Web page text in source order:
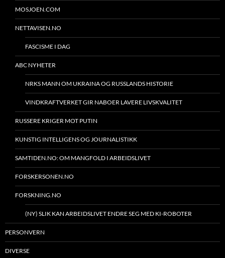
MOSJOEN.COM
NETTAVISEN.NO
FASCISME I DAG
ABC NYHETER
NRKS MANN OM UKRAINA OG RUSSLANDS HISTORIE
VINDKRAFTVERKET GIR NABOER LAVERE LIVSKVALITET
RUSSERE KRIGER MOT PUTIN
KUNSTIG INTELLIGENS OG JOURNALISTIKK
SAMTIDEN.NO: OM MANGFOLD I ARBEIDSLIVET
FORSKERSONEN.NO
FORSKNING.NO
(NY) SLIK KAN ARBEIDSLIVET ENDRE SEG MED KI-ROBOTER
PERSONVERN
DIVERSE